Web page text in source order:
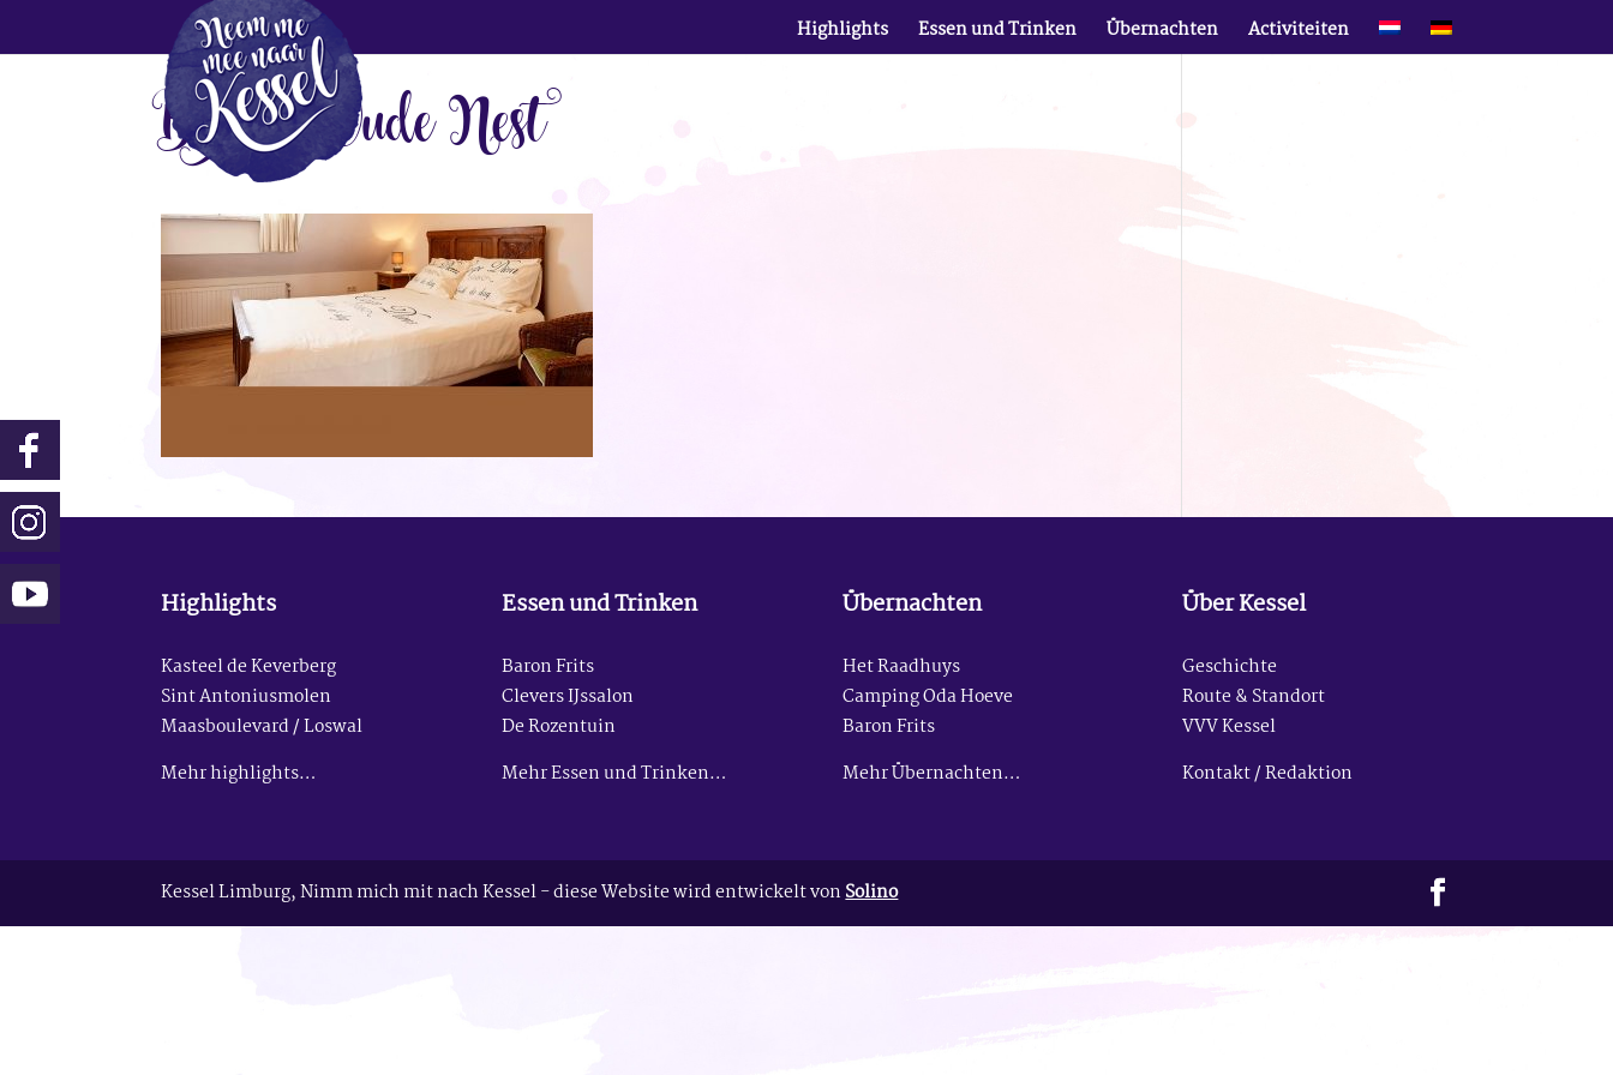
Highlights Essen und Trinken Übernachten Activiteiten
B&B ‚t Oude Nest
Highlights
Kasteel de Keverberg
Sint Antoniusmolen
Maasboulevard / Loswal
Mehr highlights…
Essen und Trinken
Baron Frits
Clevers IJssalon
De Rozentuin
Mehr Essen und Trinken…
Übernachten
Het Raadhuys
Camping Oda Hoeve
Baron Frits
Mehr Übernachten…
Über Kessel
Geschichte
Route & Standort
VVV Kessel
Kontakt / Redaktion
Kessel Limburg, Nimm mich mit nach Kessel - diese Website wird entwickelt vonSolino